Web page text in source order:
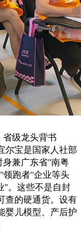
级龙头背书
宝是国家人社部
兼广东省"南粤
领跑者"企业等头
"。这些不是自封
查的硬通货。设有
婴儿模型、产后护